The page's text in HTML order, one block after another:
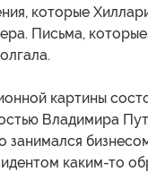
которые
Письма,
картины
Владимира
занимался
каким-то